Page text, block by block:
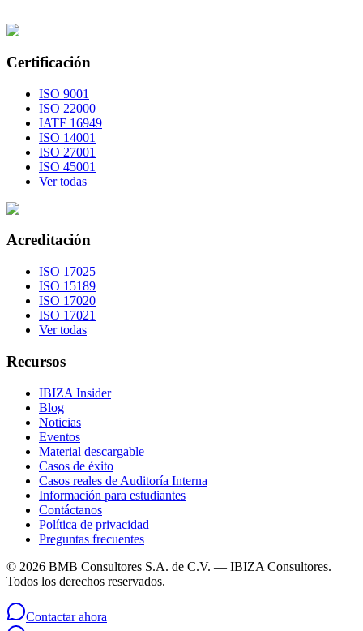
Certificación
ISO 9001
ISO 22000
IATF 16949
ISO 14001
ISO 27001
ISO 45001
Ver todas
Acreditación
ISO 17025
ISO 15189
ISO 17020
ISO 17021
Ver todas
Recursos
IBIZA Insider
Blog
Noticias
Eventos
Material descargable
Casos de éxito
Casos reales de Auditoría Interna
Información para estudiantes
Contáctanos
Política de privacidad
Preguntas frecuentes
© 2026 BMB Consultores S.A. de C.V. — IBIZA Consultores.
Todos los derechos reservados.
Contactar ahora